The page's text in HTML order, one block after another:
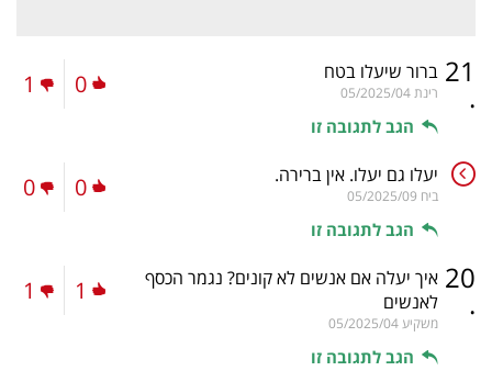
21
.
ברור שיעלו בטח
רינת05/2025/04
הגב לתגובה זו
0
1
יעלו גם יעלו. אין ברירה.
ביח 05/2025/09
הגב לתגובה זו
0
0
20
.
איך יעלה אם אנשים לא קונים? נגמר הכסף
לאנשים
משקיע05/2025/04
הגב לתגובה זו
1
1